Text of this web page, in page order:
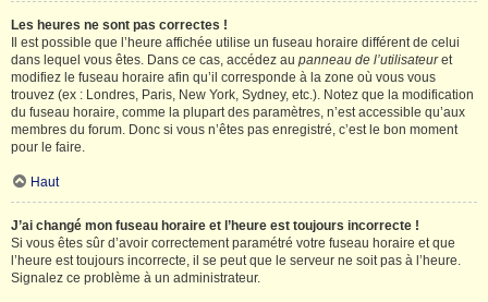
Les heures ne sont pas correctes !
Il est possible que l’heure affichée utilise un fuseau horaire différent de celui
dans lequel vous êtes. Dans ce cas, accédez au panneau de l’utilisateuret
modifiez le fuseau horaire afin qu’il corresponde à la zone où vous vous
trouvez (ex : Londres, Paris, New York, Sydney, etc.). Notez que la modification
du fuseau horaire, comme la plupart des paramètres, n’est accessible qu’aux
membres du forum. Donc si vous n’êtes pas enregistré, c’est le bon moment
pour le faire.
Haut
J’ai changé mon fuseau horaire et l’heure est toujours incorrecte !
Si vous êtes sûr d’avoir correctement paramétré votre fuseau horaire et que
l’heure est toujours incorrecte, il se peut que le serveur ne soit pas à l’heure.
Signalez ce problème à un administrateur.